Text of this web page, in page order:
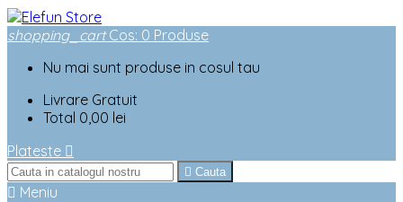
shopping_cart Cos: 0 Produse
Nu mai sunt produse in cosul tau
Livrare Gratuit
Total 0,00 lei
Plateste 
 Cauta
 Meniu